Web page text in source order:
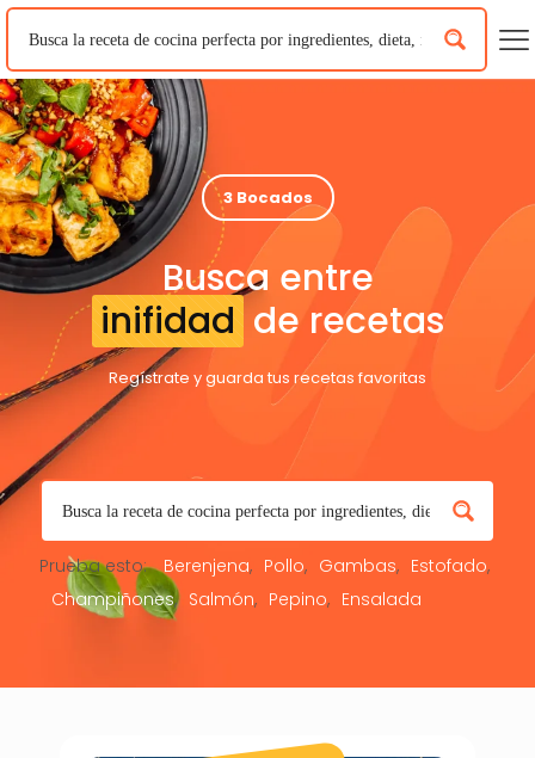
3 Bocados
Busca entre
inifidad de recetas
Regístrate y guarda tus recetas favoritas
Prueba esto: Berenjena Pollo Gambas
Estofado
Champiñones
Salmón Pepino Ensalada